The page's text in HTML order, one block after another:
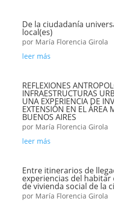
De la ciudadanía
local(es)
por María Florencia Girola
leer más
REFLEXIONES
INFRAESTRUCTURAS
UNA EXPERIENCIA DE
EXTENSIÓN EN EL ÁREA
BUENOS AIRES
por María Florencia Girola
leer más
Entre itinerarios de
experiencias del
de vivienda social de la
por María Florencia Girola